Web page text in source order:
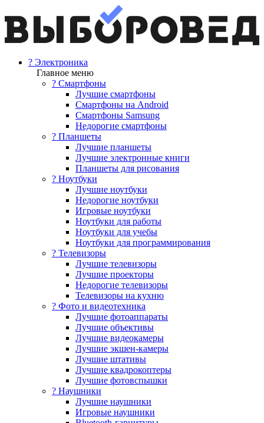
? Электроника
Главное меню
? Смартфоны
Лучшие смартфоны
Смартфоны на Android
Смартфоны Samsung
Недорогие смартфоны
? Планшеты
Лучшие планшеты
Лучшие электронные книги
Планшеты для рисования
? Ноутбуки
Лучшие ноутбуки
Недорогие ноутбуки
Игровые ноутбуки
Ноутбуки для работы
Ноутбуки для учебы
Ноутбуки для программирования
? Телевизоры
Лучшие телевизоры
Лучшие проекторы
Недорогие телевизоры
Телевизоры на кухню
? Фото и видеотехника
Лучшие фотоаппараты
Лучшие объективы
Лучшие видеокамеры
Лучшие экшен-камеры
Лучшие штативы
Лучшие квадрокоптеры
Лучшие фотовспышки
? Наушники
Лучшие наушники
Игровые наушники